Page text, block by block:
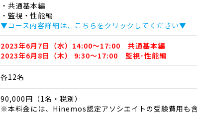
・共通基本編
・監視・性能編
▼コース内容詳細は、こちらをクリックしてください▼
2023年6月7日（水）14:00～17:00 共通基本編
2023年6月8日（木） 9:30～17:00 監視･性能編
各12名
90,000円（1名・税別）
※本料金には、Hinemos認定アソシエイトの受験費用も含